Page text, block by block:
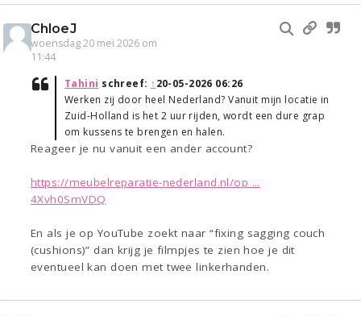
ChloeJ
woensdag 20 mei 2026 om
11:44
Tahini schreef: ↑20-05-2026 06:26
Werken zij door heel Nederland? Vanuit mijn locatie in
Zuid-Holland is het 2 uur rijden, wordt een dure grap
om kussens te brengen en halen.
Reageer je nu vanuit een ander account?
https://meubelreparatie-nederland.nl/op ...
4Xvh0SmVDQ
En als je op YouTube zoekt naar “fixing sagging couch
(cushions)” dan krijg je filmpjes te zien hoe je dit
eventueel kan doen met twee linkerhanden.